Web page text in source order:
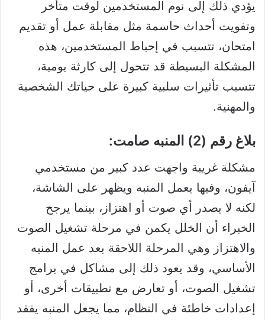
يؤدي ذلك إلى نوم المستخدمين لوقت متأخر
وتفويت أحداث حاسمة مثل مقابلة عمل أو تقديم
امتحان، تتسبب في إحباط المستخدمين، هذه
المشكلة البسيطة قد تتحول إلى كارثة يومية،
تتسبب تأثيرات سلبية كبيرة على حياتك الشخصية
والمهنية.
بلاغ رقم (2) المنبه صامت:
مشكلة غريبة واجهت عدد كبير من مستخدمي
آيفون، وفيها يعمل المنبه ويظهر على الشاشة،
لكنه لا يصدر أي صوت أو اهتزاز، بينما يرجح
الخبراء أن الخلل يكمن في مرحلة تشغيل الصوت
والاهتزاز وهي المرحلة اللاحقة بعد عمل المنبه
الأساسي، وقد يعود ذلك إلى مشاكل في برامج
تشغيل الصوت، أو تعارض مع تطبيقات أخرى، أو
إعدادات خاطئة في النظام، مما يجعل المنبه يفقد